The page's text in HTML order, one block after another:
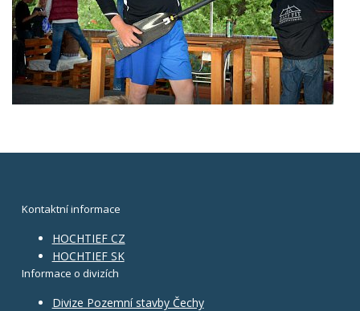
Kontaktní informace
HOCHTIEF CZ
HOCHTIEF SK
Informace o divizích
Divize Pozemní stavby Čechy